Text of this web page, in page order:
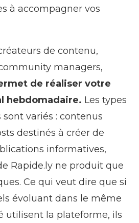
à accompagner vos
de contenu,
managers,
de réaliser votre
hebdomadaire. Les types
variés : contenus
destinés à créer de
informatives,
Rapide.ly ne produit que
Ce qui veut dire que si
évoluant dans le même
utilisent la plateforme, ils